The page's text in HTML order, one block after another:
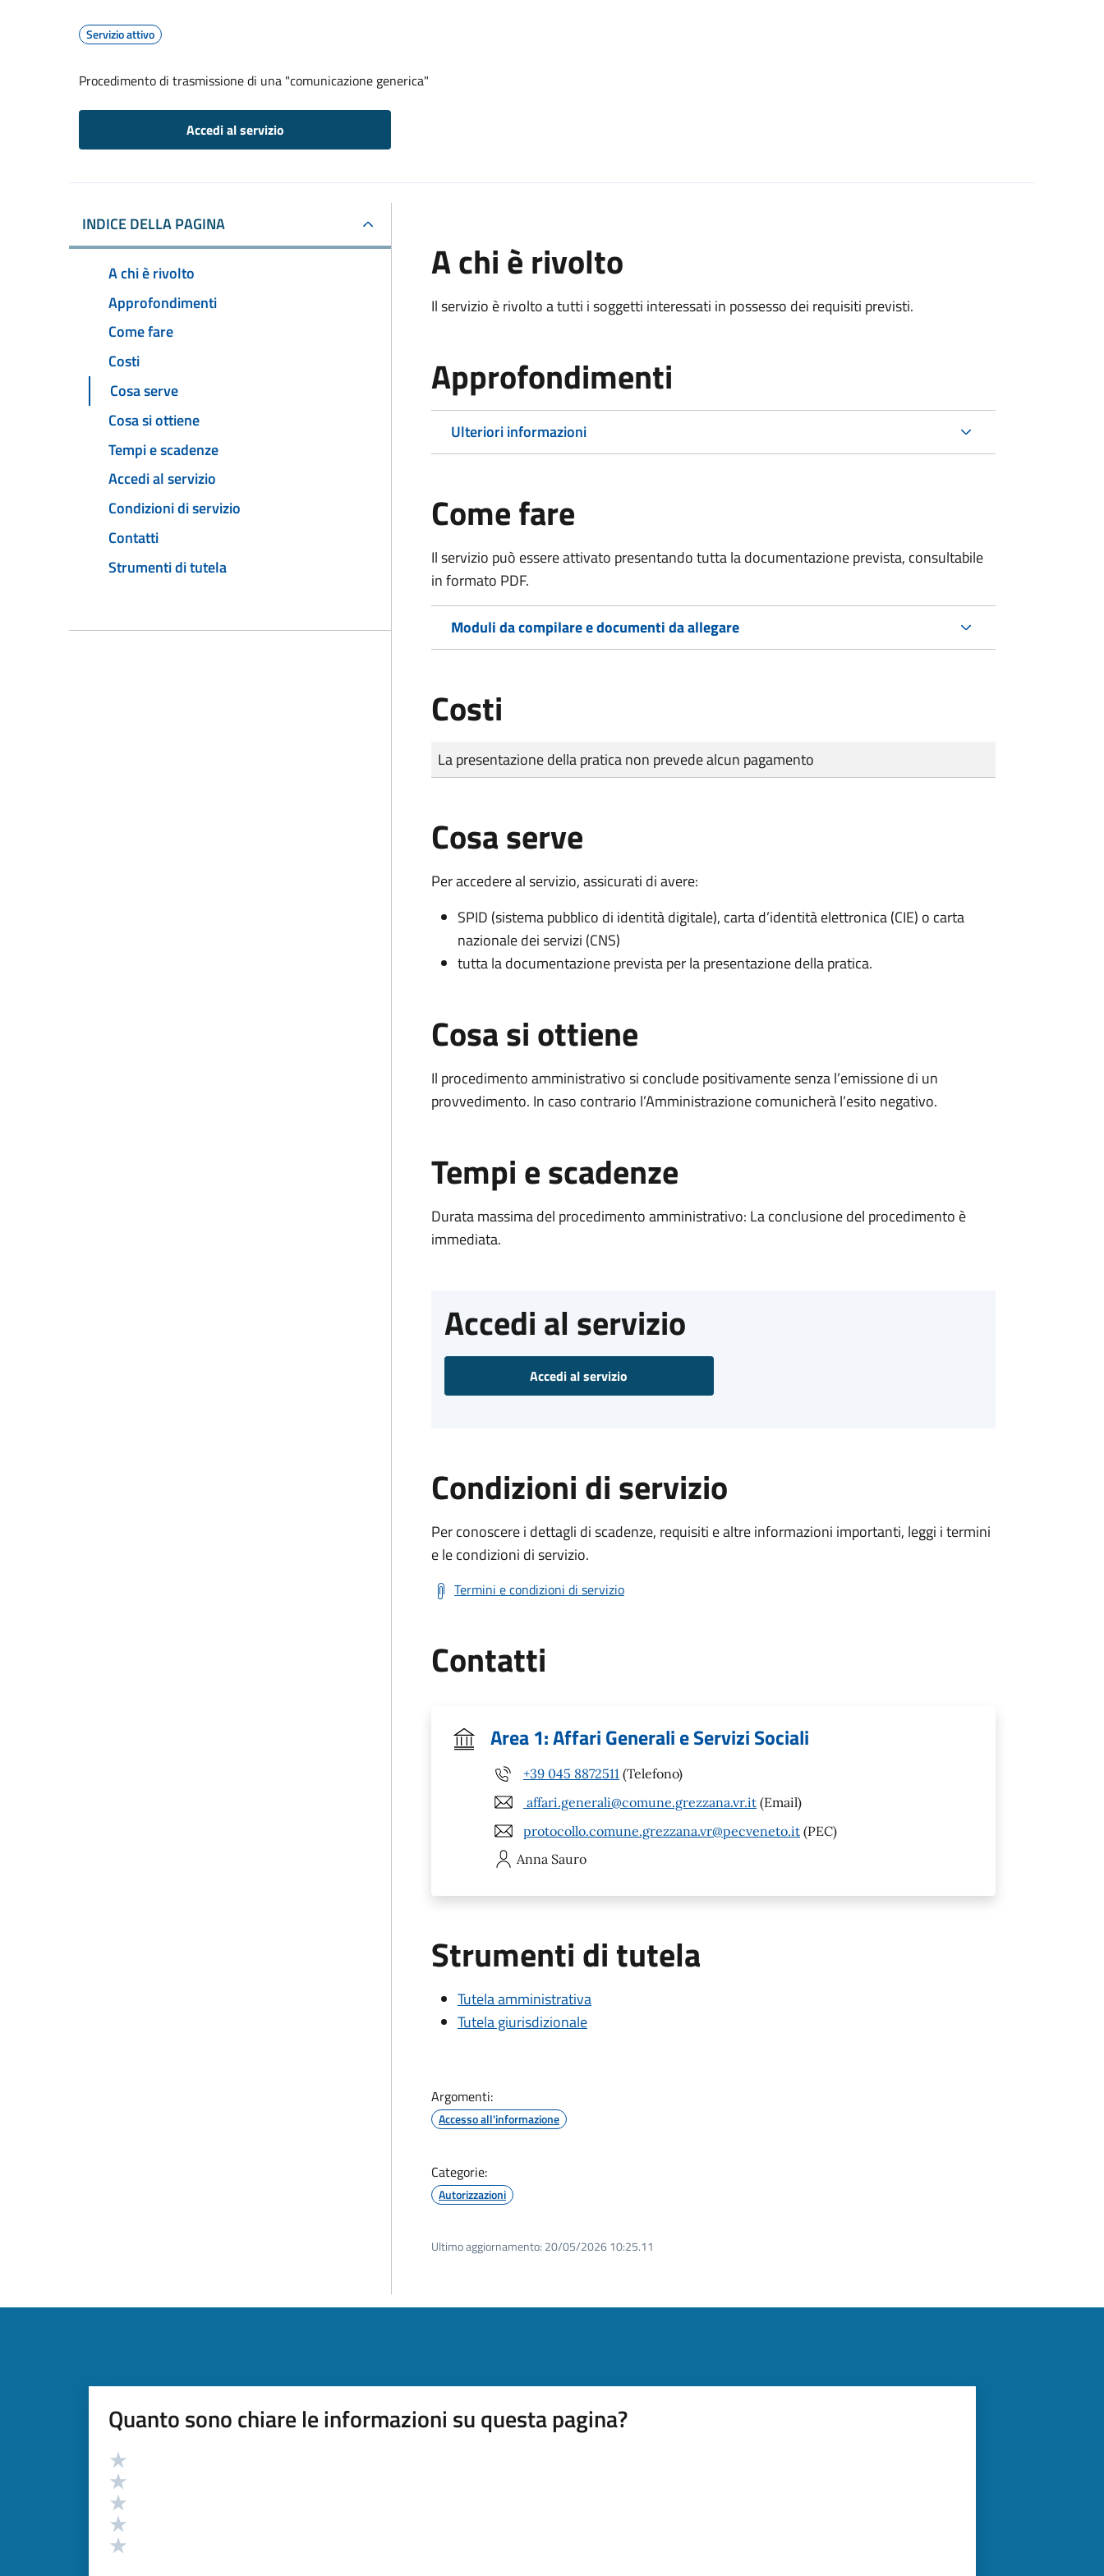
Servizio attivo
Procedimento di trasmissione di una "comunicazione generica"
Accedi al servizio
INDICE DELLA PAGINA
A chi è rivolto
Approfondimenti
Come fare
Costi
Cosa serve
Cosa si ottiene
Tempi e scadenze
Accedi al servizio
Condizioni di servizio
Contatti
Strumenti di tutela
A chi è rivolto
Il servizio è rivolto a tutti i soggetti interessati in possesso dei requisiti previsti.
Approfondimenti
Ulteriori informazioni
Come fare
Il servizio può essere attivato presentando tutta la documentazione prevista, consultabile
in formato PDF.
Moduli da compilare e documenti da allegare
Costi
Tipo di pagamento
Importo
La presentazione della pratica non prevede alcun pagamento
Cosa serve
Per accedere al servizio, assicurati di avere:
SPID (sistema pubblico di identità digitale), carta d’identità elettronica (CIE) o carta
nazionale dei servizi (CNS)
tutta la documentazione prevista per la presentazione della pratica.
Cosa si ottiene
Il procedimento amministrativo si conclude positivamente senza l’emissione di un
provvedimento. In caso contrario l’Amministrazione comunicherà l’esito negativo.
Tempi e scadenze
Durata massima del procedimento amministrativo: La conclusione del procedimento è
immediata.
Accedi al servizio
Accedi al servizio
Condizioni di servizio
Per conoscere i dettagli di scadenze, requisiti e altre informazioni importanti, leggi i termini
e le condizioni di servizio.
Termini e condizioni di servizio
Contatti
Area 1: Affari Generali e Servizi Sociali
+39 045 8872511 (Telefono)
affari.generali@comune.grezzana.vr.it (Email)
protocollo.comune.grezzana.vr@pecveneto.it (PEC)
Anna Sauro
Strumenti di tutela
Tutela amministrativa
Tutela giurisdizionale
Argomenti:
Accesso all'informazione
Categorie:
Autorizzazioni
Ultimo aggiornamento: 20/05/2026 10:25.11
Quanto sono chiare le informazioni su questa pagina?
Valutazione